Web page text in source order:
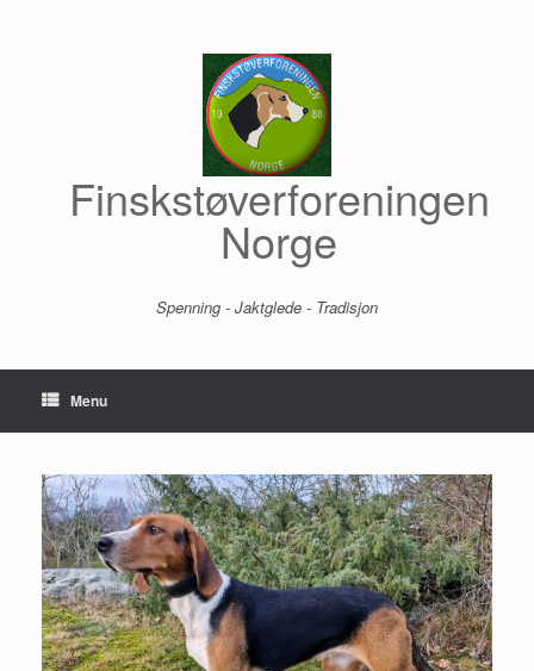
Finskstøverforeningen
Norge
Spenning - Jaktglede - Tradisjon
Menu